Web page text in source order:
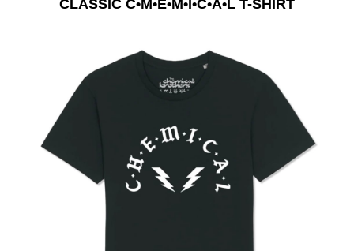
CLASSIC C•M•E•M•I•C•A•L T-SHIRT